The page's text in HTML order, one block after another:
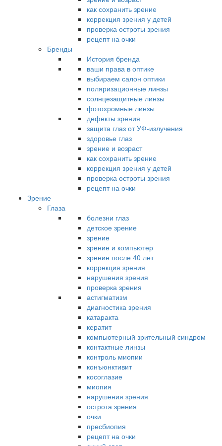
как сохранить зрение
коррекция зрения у детей
проверка остроты зрения
рецепт на очки
Бренды
История бренда
ваши права в оптике
выбираем салон оптики
поляризационные линзы
солнцезащитные линзы
фотохромные линзы
дефекты зрения
защита глаз от УФ-излучения
здоровье глаз
зрение и возраст
как сохранить зрение
коррекция зрения у детей
проверка остроты зрения
рецепт на очки
Зрение
Глаза
болезни глаз
детское зрение
зрение
зрение и компьютер
зрение после 40 лет
коррекция зрения
нарушения зрения
проверка зрения
астигматизм
диагностика зрения
катаракта
кератит
компьютерный зрительный синдром
контактные линзы
контроль миопии
конъюнктивит
косоглазие
миопия
нарушения зрения
острота зрения
очки
пресбиопия
рецепт на очки